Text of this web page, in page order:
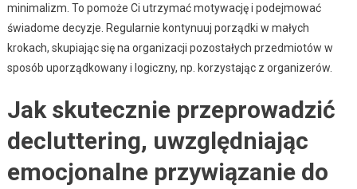
minimalizm. To pomoże Ci utrzymać motywację i podejmować
świadome decyzje. Regularnie kontynuuj porządki w małych
krokach, skupiając się na organizacji pozostałych przedmiotów w
sposób uporządkowany i logiczny, np. korzystając z organizerów.
Jak skutecznie przeprowadzić
decluttering, uwzględniając
emocjonalne przywiązanie do